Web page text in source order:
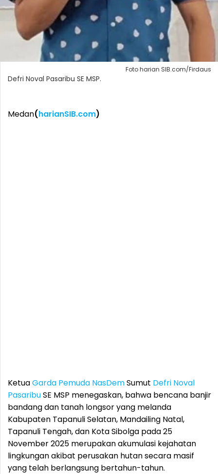
Foto harian SIB.com/Firdaus
Defri Noval Pasaribu SE MSP.
Medan(harianSIB.com)
KetuaGarda Pemuda NasDemSumut Defri Noval
PasaribuSE MSP menegaskan, bahwa bencana banjir
bandang dan tanah longsor yang melanda
Kabupaten Tapanuli Selatan, Mandailing Natal,
Tapanuli Tengah, dan Kota Sibolga pada 25
November 2025 merupakan akumulasi kejahatan
lingkungan akibat perusakan hutan secara masif
yang telah berlangsung bertahun-tahun.